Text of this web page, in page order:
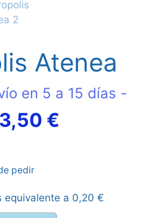
Atenea
en 5 a 15 días -
€
es:
pedir
equivalente a 0,20 €